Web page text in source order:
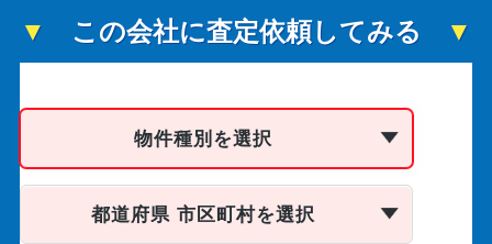
この会社に査定依頼してみる
物件種別を選択
都道府県 市区町村を選択